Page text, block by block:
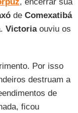
de Comexatibá
Victoriaouviu os
Por isso
destruam a
de
ficou